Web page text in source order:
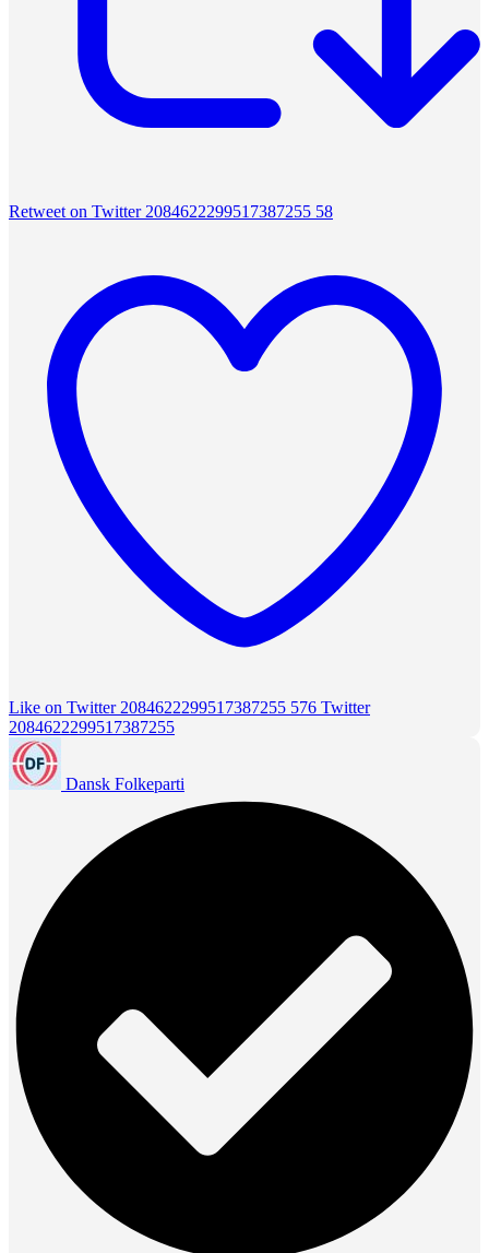
Retweet on Twitter 2084622299517387255 58
Like on Twitter 2084622299517387255 576 Twitter
2084622299517387255
Dansk Folkeparti